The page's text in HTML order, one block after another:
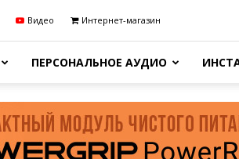
Видео Интернет-магазин
ПЕРСОНАЛЬНОЕ АУДИО